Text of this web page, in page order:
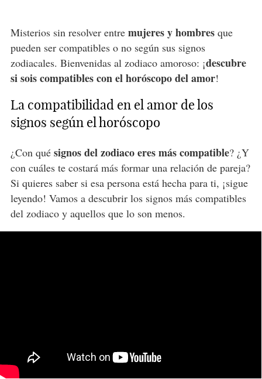
Misterios sin resolver entre mujeres y hombresque
pueden ser compatibles o no según sus signos
zodiacales. Bienvenidas al zodiaco amoroso: ¡descubre
si sois compatibles con el horóscopo del amor!
La compatibilidad en el amor de los
signos según el horóscopo
¿Con qué signos del zodiaco eres más compatible? ¿Y
con cuáles te costará más formar una relación de pareja?
Si quieres saber si esa persona está hecha para ti, ¡sigue
leyendo! Vamos a descubrir los signos más compatibles
del zodiaco y aquellos que lo son menos.